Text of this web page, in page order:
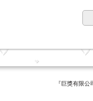
『巨獎有限公司